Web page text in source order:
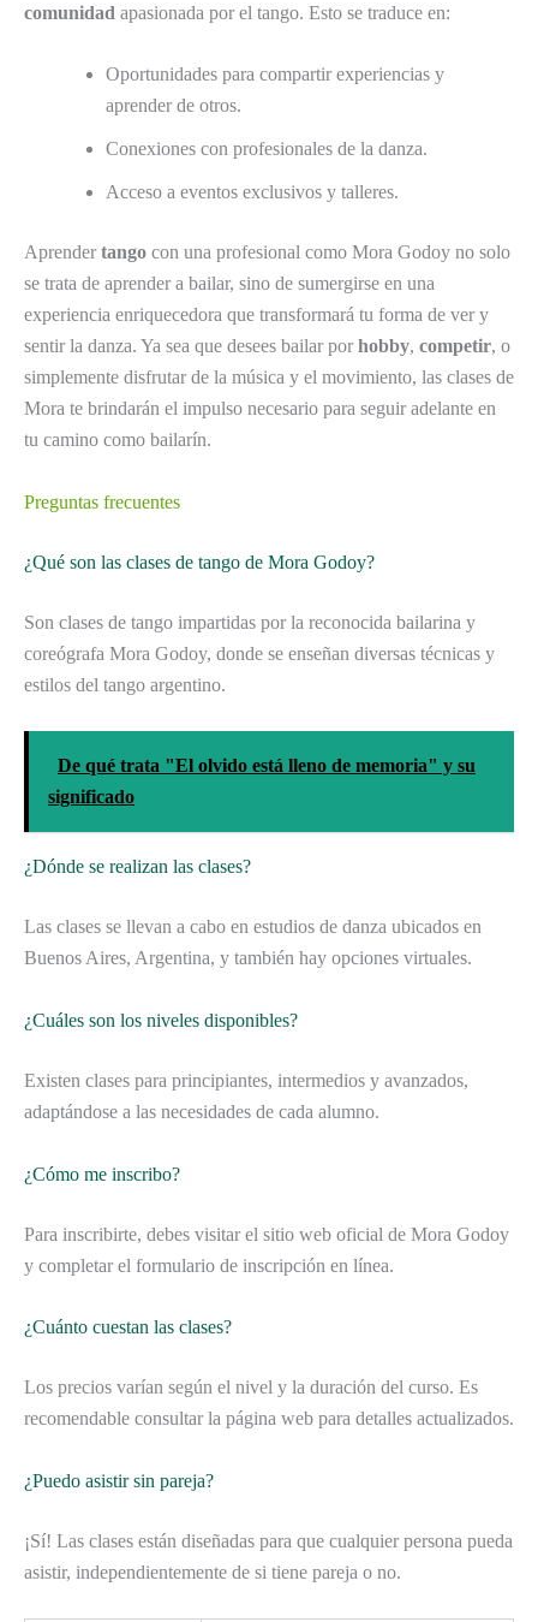
comunidad apasionada por el tango. Esto se traduce en:
Oportunidades para compartir experiencias y
aprender de otros.
Conexiones con profesionales de la danza.
Acceso a eventos exclusivos y talleres.
Aprender tango con una profesional como Mora Godoy no solo
se trata de aprender a bailar, sino de sumergirse en una
experiencia enriquecedora que transformará tu forma de ver y
sentir la danza. Ya sea que desees bailar por hobby, competir, o
simplemente disfrutar de la música y el movimiento, las clases de
Mora te brindarán el impulso necesario para seguir adelante en
tu camino como bailarín.
Preguntas frecuentes
¿Qué son las clases de tango de Mora Godoy?
Son clases de tango impartidas por la reconocida bailarina y
coreógrafa Mora Godoy, donde se enseñan diversas técnicas y
estilos del tango argentino.
De qué trata "El olvido está lleno de memoria" y su
significado
¿Dónde se realizan las clases?
Las clases se llevan a cabo en estudios de danza ubicados en
Buenos Aires, Argentina, y también hay opciones virtuales.
¿Cuáles son los niveles disponibles?
Existen clases para principiantes, intermedios y avanzados,
adaptándose a las necesidades de cada alumno.
¿Cómo me inscribo?
Para inscribirte, debes visitar el sitio web oficial de Mora Godoy
y completar el formulario de inscripción en línea.
¿Cuánto cuestan las clases?
Los precios varían según el nivel y la duración del curso. Es
recomendable consultar la página web para detalles actualizados.
¿Puedo asistir sin pareja?
¡Sí! Las clases están diseñadas para que cualquier persona pueda
asistir, independientemente de si tiene pareja o no.